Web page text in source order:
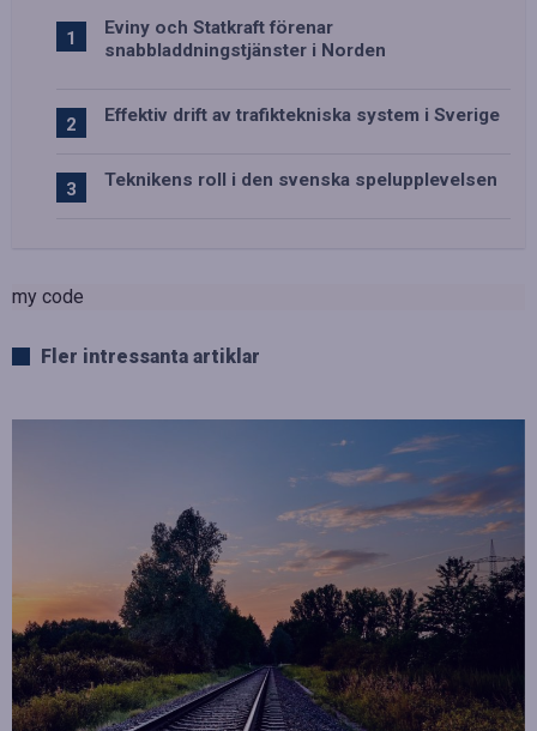
Eviny och Statkraft förenar
snabbladdningstjänster i Norden
Effektiv drift av trafiktekniska system i Sverige
Teknikens roll i den svenska spelupplevelsen
my code
Fler intressanta artiklar